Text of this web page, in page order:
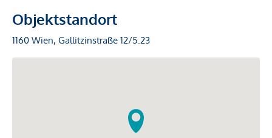
Objektstandort
1160 Wien, Gallitzinstraße 12/5.23